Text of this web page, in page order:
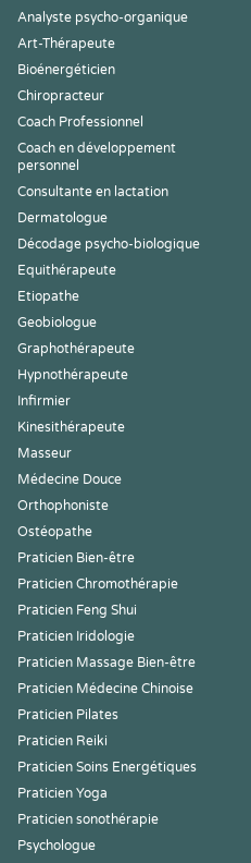
Analyste psycho-organique
Art-Thérapeute
Bioénergéticien
Chiropracteur
Coach Professionnel
Coach en développement
personnel
Consultante en lactation
Dermatologue
Décodage psycho-biologique
Equithérapeute
Etiopathe
Geobiologue
Graphothérapeute
Hypnothérapeute
Infirmier
Kinesithérapeute
Masseur
Médecine Douce
Orthophoniste
Ostéopathe
Praticien Bien-être
Praticien Chromothérapie
Praticien Feng Shui
Praticien Iridologie
Praticien Massage Bien-être
Praticien Médecine Chinoise
Praticien Pilates
Praticien Reiki
Praticien Soins Energétiques
Praticien Yoga
Praticien sonothérapie
Psychologue